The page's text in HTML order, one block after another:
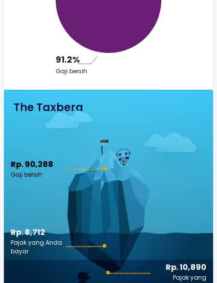
91.2%
Gaji bersih
The Taxberg
Rp. 90,288
Gaji bersih
Rp. 10,890
Pajak yang
Rp. 8,712
Pajak yang Anda
bayar